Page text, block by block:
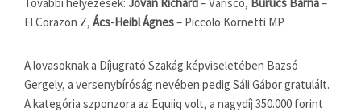
El Corazon Z, Ács-Heibl Ágnes– Piccolo Kornetti MP.
A lovasoknak a Díjugrató Szakág képviseletében Bazsó
Gergely, a versenybíróság nevében pedig Sáli Gábor gratulált.
A kategória szponzora az Equiiq volt, a nagydíj 350.000 forint